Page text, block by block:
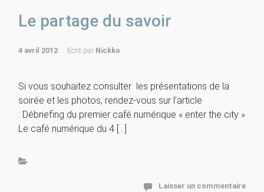
Le partage du savoir
4 avril 2012 Ecrit par Nickko
Si vous souhaitez consulter les présentations de la
soirée et les photos, rendez-vous sur l’article
: Débriefing du premier café numérique « enter the city »
Le café numérique du 4 […]
Laisser un commentaire